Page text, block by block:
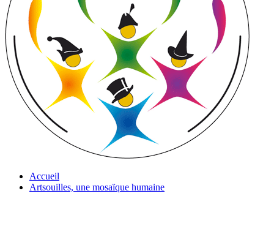
Accueil
Artsouilles, une mosaïque humaine